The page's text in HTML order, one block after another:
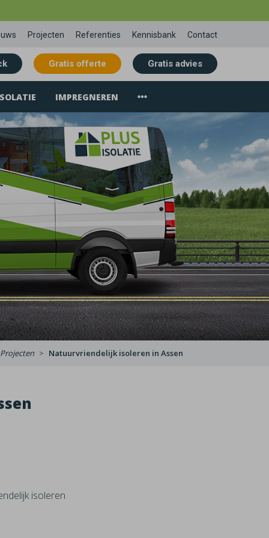
Projecten Referenties Kennisbank Contact
Gratis offerte Gratis advies
IMPREGNEREN
Projecten Natuurvriendelijk isoleren in Assen
isoleren